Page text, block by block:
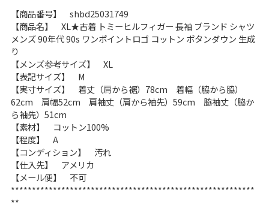
Search by Particularこだわりから探す
Search by Size
ジャケット XS S L XL
スウェット XS XL
長袖シャツ
半袖シャツ
Tシャツ XS S M L XL
【商品番号】 shbd25031749
【商品名】 XL★古着 トミーヒルフィガー 長袖 ブランド シャツ
メンズ 90年代 90s ワンポイントロゴ コットン ボタンダウン 生成
り
【メンズ参考サイズ】 XL
【表記サイズ】 M
【実寸サイズ】 着丈（肩から裾）78cm 着幅（脇から脇）
62cm 肩幅52cm 肩袖丈（肩から袖先）59cm 脇袖丈（脇か
ら袖先）51cm
【素材】 コットン100%
【程度】 A
【コンディション】 汚れ
【仕入先】 アメリカ
【メール便】 不可
**********************************************************
**